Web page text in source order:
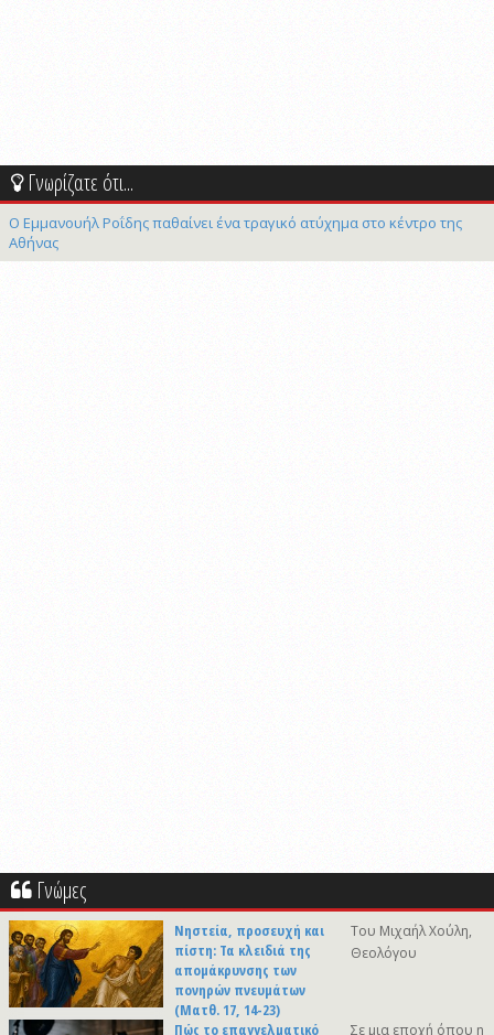
Γνωρίζατε ότι...
Ο Εμμανουήλ Ροΐδης παθαίνει ένα τραγικό ατύχημα στο κέντρο της
Αθήνας
Γνώμες
Νηστεία, προσευχή και
πίστη: Τα κλειδιά της
απομάκρυνσης των
πονηρών πνευμάτων
(Ματθ. 17, 14-23)
Του Μιχαήλ Χούλη,
Θεολόγου
Πώς το επαγγελματικό Σε μια εποχή όπου η